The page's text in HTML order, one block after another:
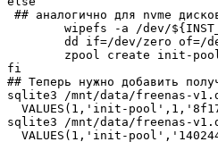
## аналогично для nvme
fi
## Теперь нужно добавить
sqlite3 /mnt/data/freenas-
VALUES(1,'init-
sqlite3 /mnt/data/freenas-
VALUES(1,'init-